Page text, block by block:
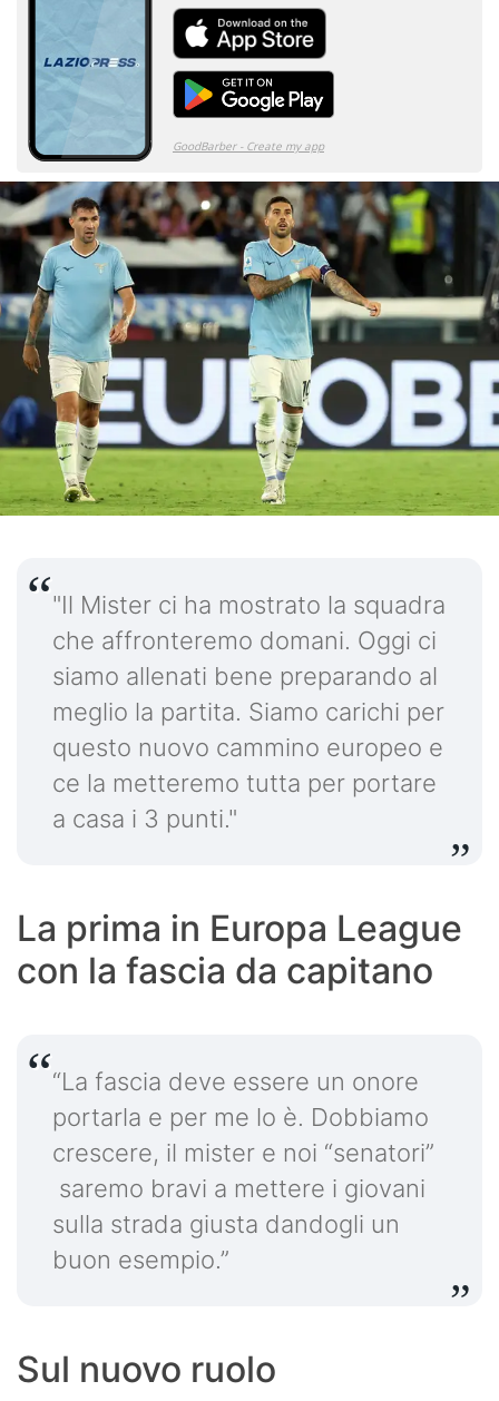
"Il Mister ci ha mostrato la squadra
che affronteremo domani. Oggi ci
siamo allenati bene preparando al
meglio la partita. Siamo carichi per
questo nuovo cammino europeo e
ce la metteremo tutta per portare
a casa i 3 punti."
La prima in Europa League
con la fascia da capitano
“La fascia deve essere un onore
portarla e per me lo è. Dobbiamo
crescere, il mister e noi “senatori”
saremo bravi a mettere i giovani
sulla strada giusta dandogli un
buon esempio.”
Sul nuovo ruolo